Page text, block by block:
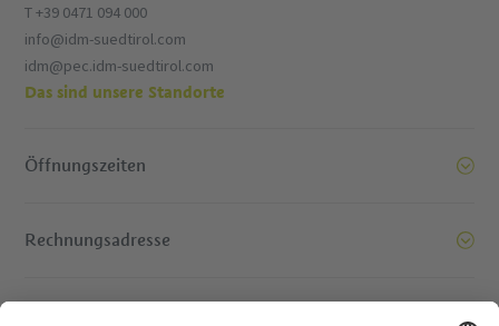
T +39 0471 094 000
info@idm-suedtirol.com
idm@pec.idm-suedtirol.com
Das sind unsere Standorte
Öffnungszeiten
Rechnungsadresse